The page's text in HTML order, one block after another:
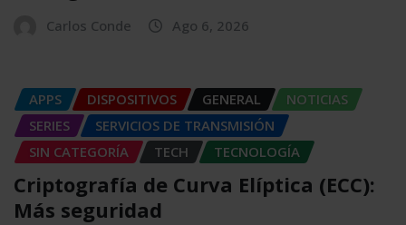
Carlos Conde Ago 6, 2026
APPS DISPOSITIVOS GENERAL
NOTICIAS
SERIES
SERVICIOS DE TRANSMISIÓN
SIN CATEGORÍA
TECH TECNOLOGÍA
Criptografía de Curva Elíptica (ECC):
Más seguridad